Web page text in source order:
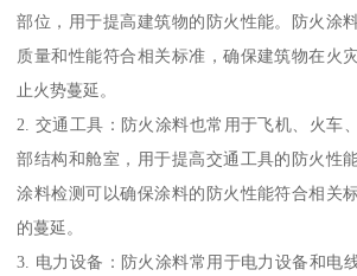
部位，用于提高建筑物的防火性能。防火涂
质量和性能符合相关标准，确保建筑物在火
止火势蔓延。
2. 交通工具：防火涂料也常用于飞机、火车
部结构和舱室，用于提高交通工具的防火性
涂料检测可以确保涂料的防火性能符合相关
的蔓延。
3. 电力设备：防火涂料常用于电力设备和电